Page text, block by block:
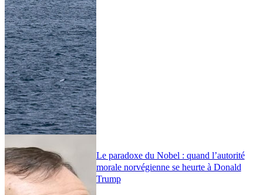
Le paradoxe du Nobel : quand l’autorité
morale norvégienne se heurte à Donald
Trump